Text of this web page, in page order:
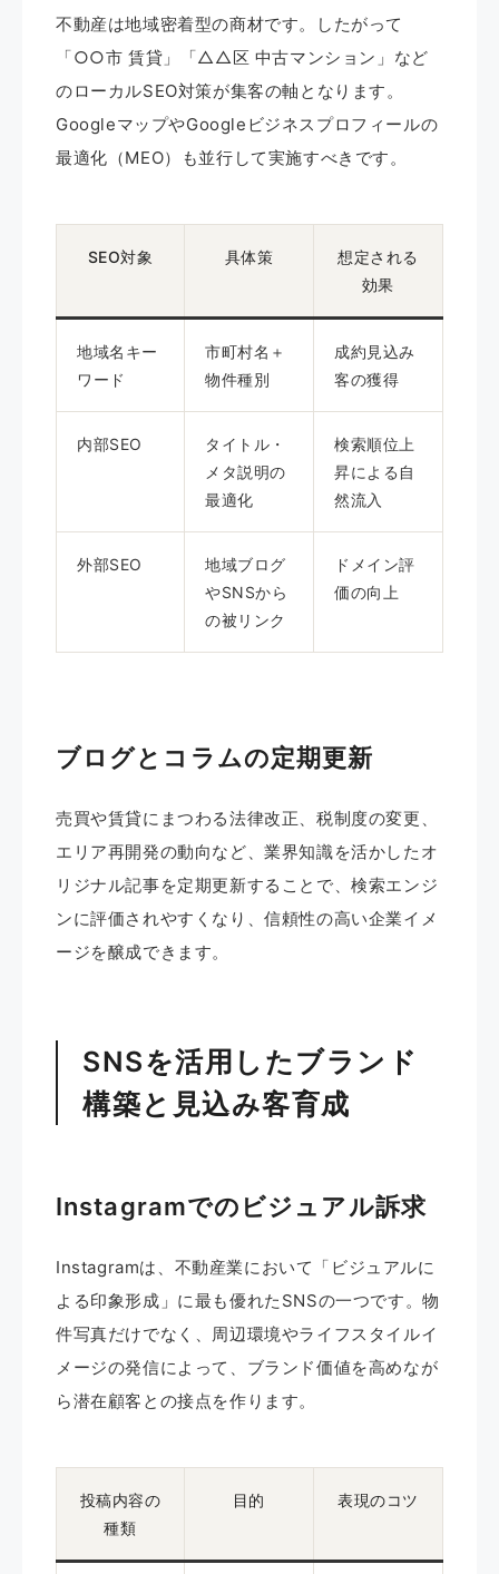
不動産は地域密着型の商材です。したがって
「○○市 賃貸」「△△区 中古マンション」など
のローカルSEO対策が集客の軸となります。
GoogleマップやGoogleビジネスプロフィールの
最適化（MEO）も並行して実施すべきです。
SEO対象 具体策
想定される
効果
地域名キー
ワード
市町村名＋
物件種別
成約見込み
客の獲得
内部SEO
タイトル・
メタ説明の
最適化
検索順位上
昇による自
然流入
外部SEO
地域ブログ
やSNSから
の被リンク
ドメイン評
価の向上
ブログとコラムの定期更新
売買や賃貸にまつわる法律改正、税制度の変更、
エリア再開発の動向など、業界知識を活かしたオ
リジナル記事を定期更新することで、検索エンジ
ンに評価されやすくなり、信頼性の高い企業イメ
ージを醸成できます。
SNSを活用したブランド
構築と見込み客育成
Instagramでのビジュアル訴求
Instagramは、不動産業において「ビジュアルに
よる印象形成」に最も優れたSNSの一つです。物
件写真だけでなく、周辺環境やライフスタイルイ
メージの発信によって、ブランド価値を高めなが
ら潜在顧客との接点を作ります。
投稿内容の
種類
目的 表現のコツ